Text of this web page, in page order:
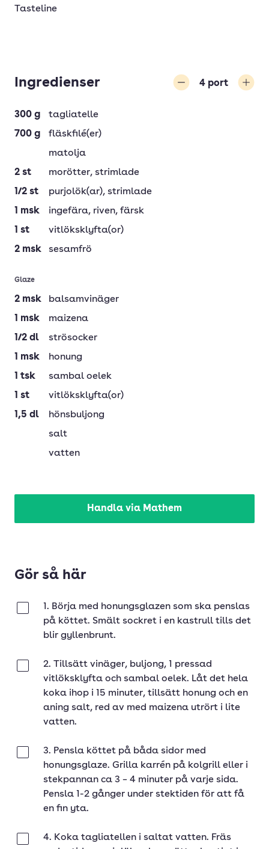
Tasteline
Ingredienser 4 port
300 g
tagliatelle
700 g
fläskfilé(er)
matolja
2 st morötter, strimlade
1/2 st purjolök(ar), strimlade
1 msk ingefära, riven, färsk
1 st
vitlöksklyfta(or)
2 msk sesamfrö
Glaze
2 msk
balsamvinäger
1 msk
maizena
1/2 dl
strösocker
1 msk
honung
1 tsk
sambal oelek
1 st
vitlöksklyfta(or)
1,5 dl
hönsbuljong
salt
vatten
Handla via Mathem
Gör så här
1. Börja med honungsglazen som ska penslas
på köttet. Smält sockret i en kastrull tills det
blir gyllenbrunt.
2. Tillsätt vinäger, buljong, 1 pressad
vitlöksklyfta och sambal oelek. Låt det hela
koka ihop i 15 minuter, tillsätt honung och en
aning salt, red av med maizena utrört i lite
vatten.
3. Pensla köttet på båda sidor med
honungsglaze. Grilla karrén på kolgrill eller i
stekpannan ca 3 – 4 minuter på varje sida.
Pensla 1-2 gånger under stektiden för att få
en fin yta.
4. Koka tagliatellen i saltat vatten. Fräs